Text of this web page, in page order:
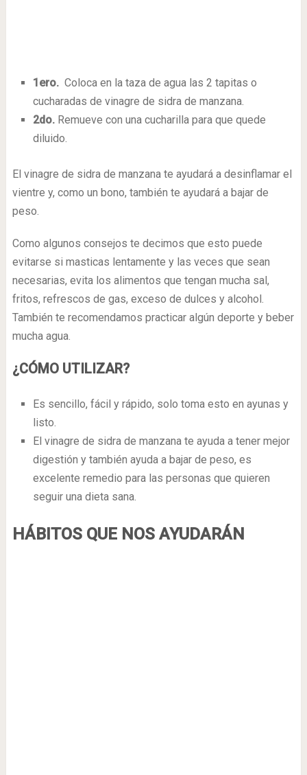
1ero.Coloca en la taza de agua las 2 tapitas o
cucharadas de vinagre de sidra de manzana.
2do.Remueve con una cucharilla para que quede
diluido.
El vinagre de sidra de manzana te ayudará a desinflamar el
vientre y, como un bono, también te ayudará a bajar de
peso.
Como algunos consejos te decimos que esto puede
evitarse si masticas lentamente y las veces que sean
necesarias, evita los alimentos que tengan mucha sal,
fritos, refrescos de gas, exceso de dulces y alcohol.
También te recomendamos practicar algún deporte y beber
mucha agua.
¿CÓMO UTILIZAR?
Es sencillo, fácil y rápido, solo toma esto en ayunas y
listo.
El vinagre de sidra de manzana te ayuda a tener mejor
digestión y también ayuda a bajar de peso, es
excelente remedio para las personas que quieren
seguir una dieta sana.
HÁBITOS QUE NOS AYUDARÁN